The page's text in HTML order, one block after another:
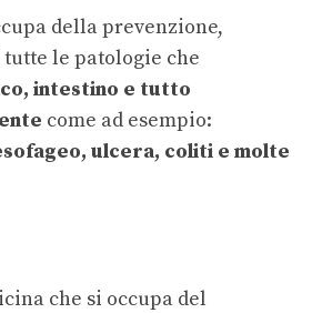
della prevenzione,
le patologie che
intestino e tutto
come ad esempio:
ulcera, coliti e molte
che si occupa del